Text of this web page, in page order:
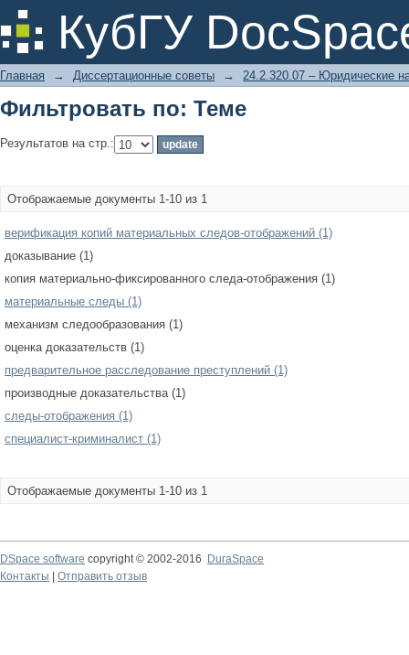
КубГУ
Фильтровать по: Теме
Главная → Диссертационные советы → 24.2.320.07 – Юридические
Фильтровать по: Теме
Результатов на стр.:
Отображаемые документы 1-10 из 1
верификация копий материальных следов-отображений (1)
доказывание (1)
копия материально-фиксированного следа-отображения (1)
материальные следы (1)
механизм следообразования (1)
оценка доказательств (1)
предварительное расследование преступлений (1)
производные доказательства (1)
следы-отображения (1)
специалист-криминалист (1)
Отображаемые документы 1-10 из 1
DSpace software copyright © 2002-2016
DuraSpace
Контакты
Отправить отзыв